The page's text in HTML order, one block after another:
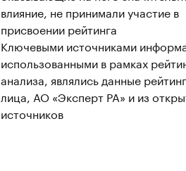
влияние, не принимали участие в
присвоении рейтинга
Ключевыми источниками
использованными в рамках
анализа, являлись данные
лица, АО «Эксперт РА» и из
источников